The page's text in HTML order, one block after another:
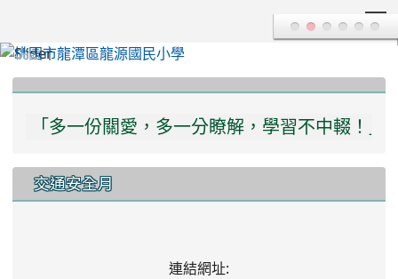
「多一份關愛，多一分瞭解，學習不中輟！」
交通安全月
連結網址: